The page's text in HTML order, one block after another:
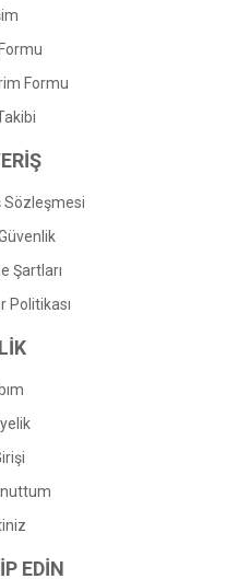
Formu
Sözleşmesi
Şartları
Politikası
EDİN